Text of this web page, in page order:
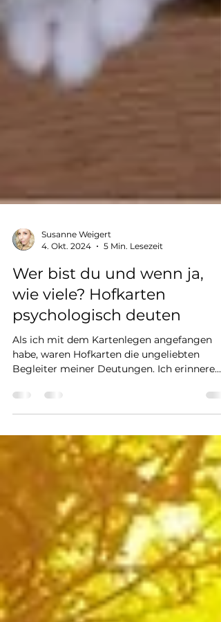
4. Okt. 2024
5 Min. Lesezeit
Wer bist du und wenn ja,
wie viele? Hofkarten
psychologisch deuten
Als ich mit dem Kartenlegen angefangen
Begleiter meiner Deutungen. Ich erinnere
mich sogar, dass...